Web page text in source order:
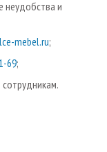
неудобства и
mebel.ru;
69;